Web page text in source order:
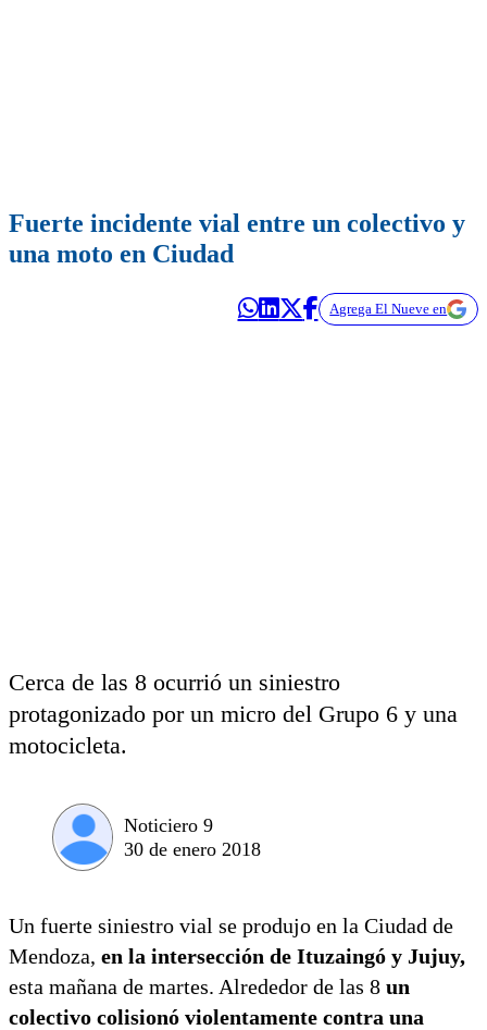
Fuerte incidente vial entre un colectivo y
una moto en Ciudad
Agrega El Nueve en
Cerca de las 8 ocurrió un siniestro
protagonizado por un micro del Grupo 6 y una
motocicleta.
Noticiero 9
30 de enero 2018
Un fuerte siniestro vial se produjo en la Ciudad de
Mendoza, en la intersección de Ituzaingó y Jujuy,
esta mañana de martes. Alrededor de las 8 un
colectivo colisionó violentamente contra una